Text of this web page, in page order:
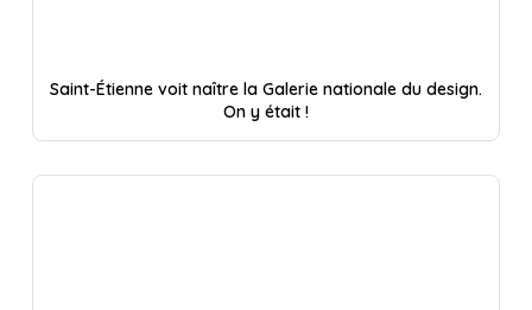
Saint-Étienne voit naître la Galerie nationale du design.
On y était !